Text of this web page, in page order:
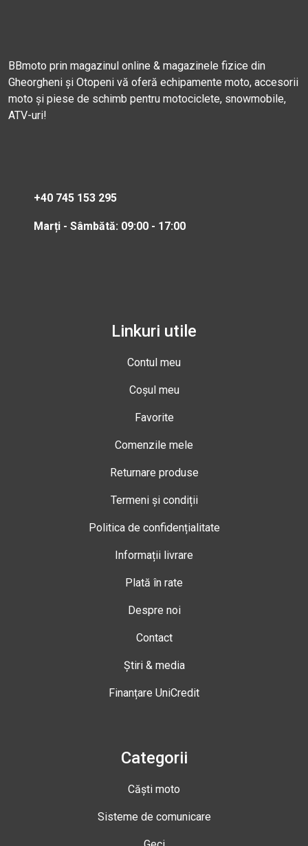
BBmoto prin magazinul online & magazinele fizice din
Gheorgheni și Otopeni vă oferă echipamente moto, accesorii
moto și piese de schimb pentru motociclete, snowmobile,
ATV-uri!
+40 745 153 295
Marți - Sâmbătă: 09:00 - 17:00
Linkuri utile
Contul meu
Coșul meu
Favorite
Comenzile mele
Returnare produse
Termeni și condiții
Politica de confidențialitate
Informații livrare
Plată în rate
Despre noi
Contact
Știri & media
Finanțare UniCredit
Categorii
Căști moto
Sisteme de comunicare